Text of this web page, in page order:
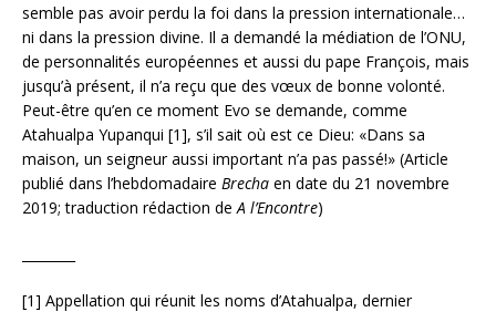
semble pas avoir perdu la foi dans la pression internationale…
ni dans la pression divine. Il a demandé la médiation de l’ONU,
de personnalités européennes et aussi du pape François, mais
jusqu’à présent, il n’a reçu que des vœux de bonne volonté.
Peut-être qu’en ce moment Evo se demande, comme
Atahualpa Yupanqui [1], s’il sait où est ce Dieu: «Dans sa
maison, un seigneur aussi important n’a pas passé!» (Article
publié dans l’hebdomadaire Brecha en date du 21 novembre
2019; traduction rédaction de A l’Encontre)
[1] Appellation qui réunit les noms d’Atahualpa, dernier